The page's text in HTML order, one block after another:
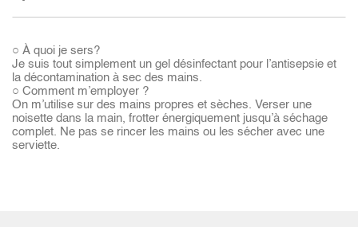
○ À quoi je sers?
Je suis tout simplement un gel désinfectant pour l’antisepsie et
la décontamination à sec des mains.
○ Comment m’employer ?
On m’utilise sur des mains propres et sèches. Verser une
noisette dans la main, frotter énergiquement jusqu’à séchage
complet. Ne pas se rincer les mains ou les sécher avec une
serviette.